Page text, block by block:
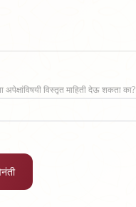
अपेक्षांविषयी विस्तृत माहिती देऊ शकता का?